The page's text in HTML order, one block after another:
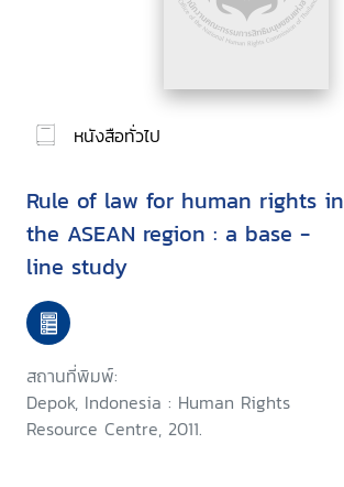
หนังสือทั่วไป
Rule of law for human rights in
the ASEAN region : a base -
line study
สถานที่พิมพ์:
Depok, Indonesia : Human Rights
Resource Centre, 2011.